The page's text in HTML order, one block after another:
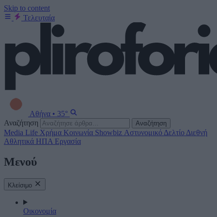
Skip to content
Τελευταία
Αθήνα • 35°
Αναζήτηση
Αναζήτηση
Media Life Χρήμα Κοινωνία Showbiz Αστυνομικό Δελτίο Διεθνή
Αθλητικά ΗΠΑ Εργασία
Μενού
Κλείσιμο
Οικονομία